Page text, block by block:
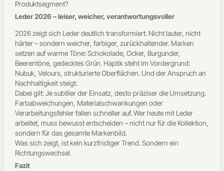
Produktsegment?
Leder 2026 – leiser, weicher, verantwortungsvoller
2026 zeigt sich Leder deutlich transformiert. Nicht lauter, nicht
härter – sondern weicher, farbiger, zurückhaltender. Marken
setzen auf warme Töne: Schokolade, Ocker, Burgunder,
Beerentöne, gedecktes Grün. Haptik steht im Vordergrund:
Nubuk, Velours, strukturierte Oberflächen. Und der Anspruch an
Nachhaltigkeit steigt.
Dabei gilt: Je subtiler der Einsatz, desto präziser die Umsetzung.
Farbabweichungen, Materialschwankungen oder
Verarbeitungsfehler fallen schneller auf. Wer heute mit Leder
arbeitet, muss bewusst entscheiden – nicht nur für die Kollektion,
sondern für das gesamte Markenbild.
Was sich zeigt, ist kein kurzfristiger Trend. Sondern ein
Richtungswechsel.
Fazit